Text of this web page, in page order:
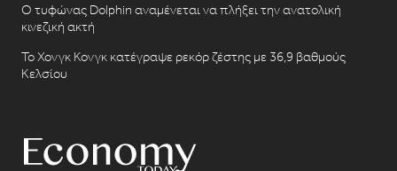
Ο τυφώνας Dolphin αναμένεται να πλήξει την ανατολική
κινεζική ακτή
Το Χονγκ Κονγκ κατέγραψε ρεκόρ ζέστης με 36,9 βαθμούς
Κελσίου